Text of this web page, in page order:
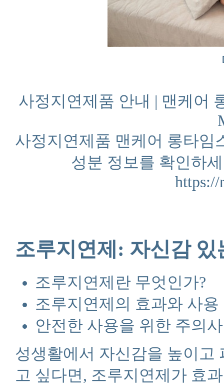
사정지연제품 안내 | 맨케어
사정지연제품 맨케어 롱타임
성분 정보를 확인하
조루지연제: 자신감
조루지연제란 무엇인가?
조루지연제의 효과와 사용
안전한 사용을 위한 주의
성생활에서 자신감을 높이고
고 싶다면, 조루지연제가 효